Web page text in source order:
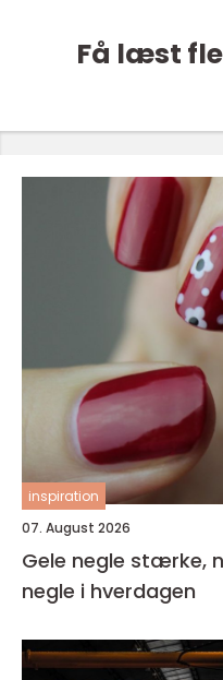
Få læst
inspiration
07. August 2026
Gele negle stærke, naturlige og holdbare
negle i hverdagen